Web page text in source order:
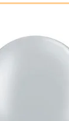
strieborna